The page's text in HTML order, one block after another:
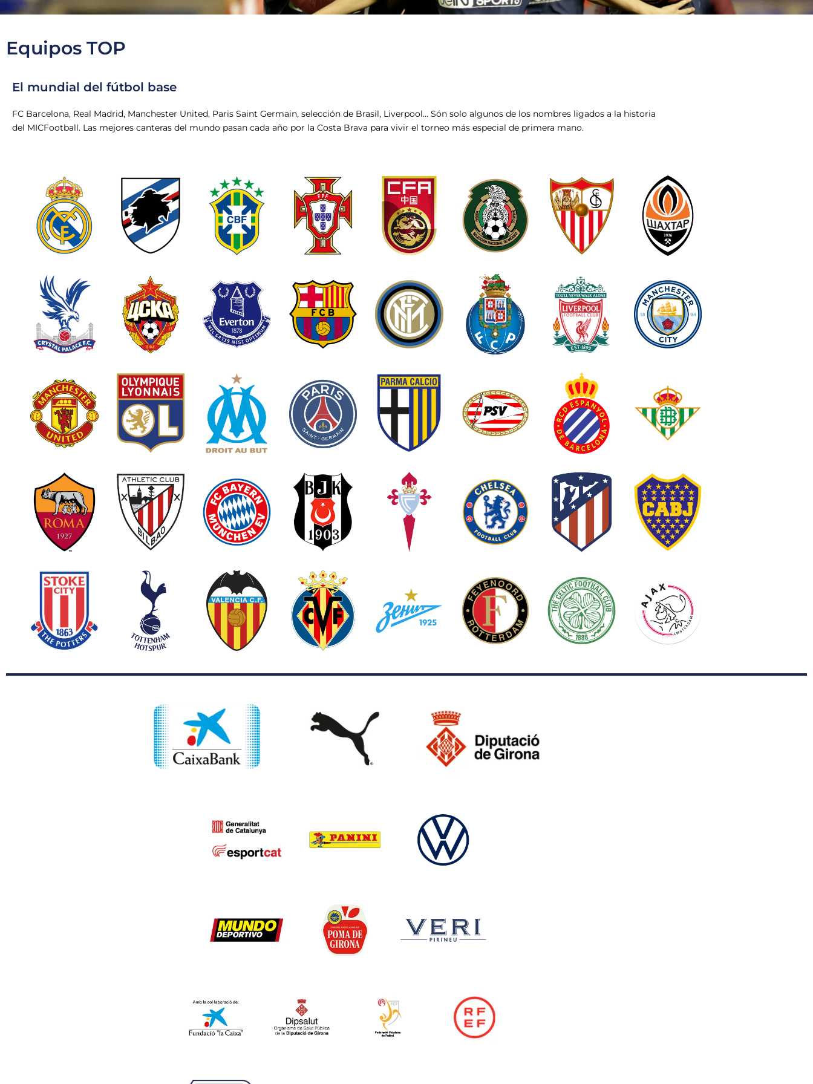
Equipos TOP
El mundial del fútbol base
FC Barcelona, Real Madrid, Manchester United, Paris Saint Germain, selección de Brasil, Liverpool… Són solo algunos de los nombres ligados a la historia
del MICFootball. Las mejores canteras del mundo pasan cada año por la Costa Brava para vivir el torneo más especial de primera mano.